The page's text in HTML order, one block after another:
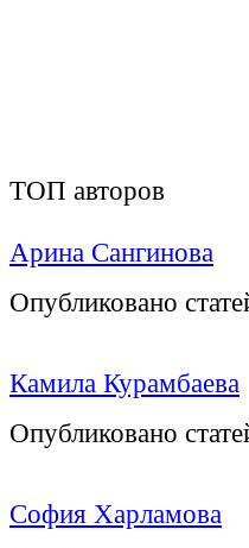
ТОП авторов
Арина Сангинова
Опубликовано
Камила Курамбаева
Опубликовано
София Харламова